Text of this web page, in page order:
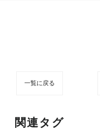
一覧に戻る
関連タグ